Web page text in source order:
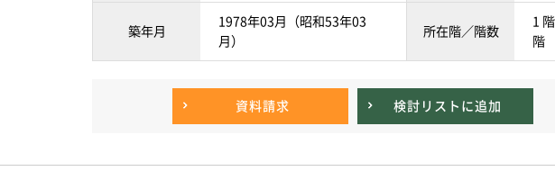
築年月
1978年03月（昭和53年03
月）
所在階／階数
1
階
資料請求 検討リストに追加